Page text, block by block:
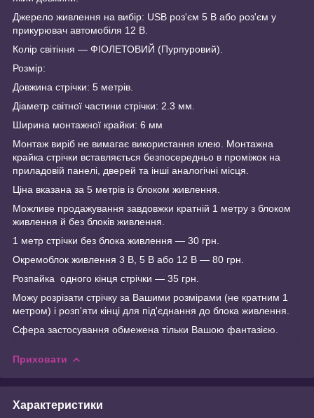
Джерело живлення на вибір: USB роз'єм 5 В або роз'єм у
прикурювач автомобіля 12 В.
Колір світіння — ФІОЛЕТОВИЙ (Пурпуровий).
Розмір:
Довжина стрічки: 5 метрів.
Діаметр світної частини стрічки: 2.3 мм.
Ширина монтажної крайки: 6 мм
Монтаж виріб не вимагає використання клею. Монтажна
крайка стрічки вставляється безпосередньо в проміжок на
приладовій панелі, дверей та інші аналогічні місця.
Ціна вказана за 5 метрів із блоком живлення.
Можливе продажування завдовжки кратній 1 метру з блоком
живлення й без блоків живлення.
1 метр стрічки без блока живлення — 30 грн.
Окремоблок живлення 3 В, 5 В або 12 В — 80 грн.
Розпайка одного кінця стрічки — 35 грн.
Можу розрізати стрічку за Вашими розмірами (не кратним 1
метром) і розп'яти кінці для під'єднання до блока живлення.
Сфера застосування обмежена тільки Вашою фантазією.
Приховати
Характеристики